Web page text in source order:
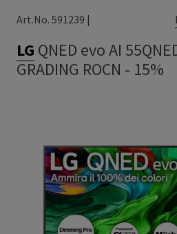
Art.No. 591239 |
LG QNED evo AI
GRADING ROCN - 15%